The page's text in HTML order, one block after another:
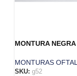
MONTURA
MONTURAS
SKU: g52